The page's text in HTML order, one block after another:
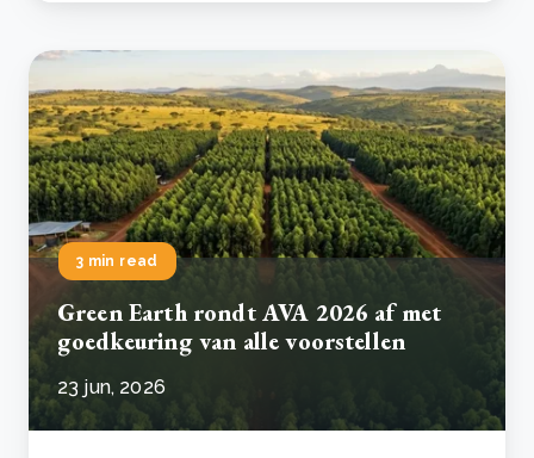
3 min read
Green Earth rondt AVA 2026 af met
goedkeuring van alle voorstellen
23 jun, 2026